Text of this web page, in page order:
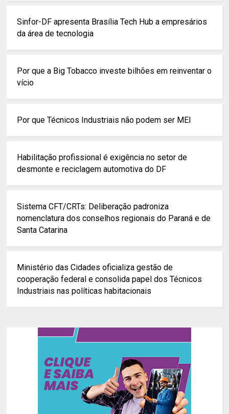
Sinfor-DF apresenta Brasília Tech Hub a empresários
da área de tecnologia
Por que a Big Tobacco investe bilhões em reinventar o
vício
Por que Técnicos Industriais não podem ser MEI
Habilitação profissional é exigência no setor de
desmonte e reciclagem automotiva do DF
Sistema CFT/CRTs: Deliberação padroniza
nomenclatura dos conselhos regionais do Paraná e de
Santa Catarina
Ministério das Cidades oficializa gestão de
cooperação federal e consolida papel dos Técnicos
Industriais nas políticas habitacionais